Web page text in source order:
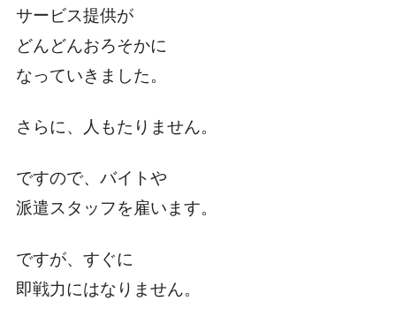
サービス提供が
どんどんおろそかに
なっていきました。
さらに、人もたりません。
ですので、バイトや
派遣スタッフを雇います。
ですが、すぐに
即戦力にはなりません。